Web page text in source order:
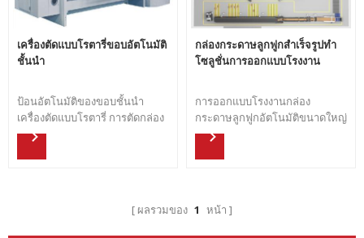
เครื่องตัดแบบโรตารี่ขอบอัตโนมัติ
ชั้นนำ
ป้อนอัตโนมัติของขอบชั้นนำ
เครื่องตัดแบบโรตารี่ การตัดกล่อง
กระดาษอย่างแม่นยำ
กล่องกระดาษลูกฟูกสำเร็จรูปทำ
โซลูชั่นการออกแบบโรงงาน
การออกแบบโรงงานกล่อง
กระดาษลูกฟูกอัตโนมัติขนาดใหญ่
ตอบโจทย์ความต้องการบรรจุ
ฟรีจาก A ถึง Z
ผลรวมของ 1 หน้า